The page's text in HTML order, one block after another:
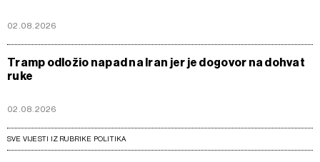
02.08.2026
Tramp odložio napad na Iran jer je dogovor na dohvat
ruke
02.08.2026
SVE VIJESTI IZ RUBRIKE POLITIKA